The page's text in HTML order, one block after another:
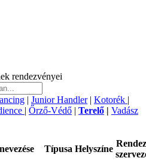
rendezvényei
| Junior Handler| Kotorék |
| Őrző-Védő | Terelő | Vadász
Típusa Helyszíne